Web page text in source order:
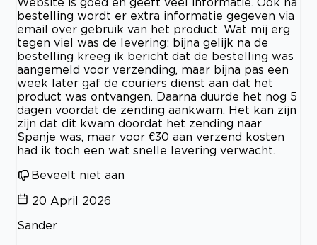
bestelling wordt er extra informatie gegeven via
email over gebruik van het product. Wat mij erg
tegen viel was de levering: bijna gelijk na de
bestelling kreeg ik bericht dat de bestelling was
aangemeld voor verzending, maar bijna pas een
week later gaf de couriers dienst aan dat het
product was ontvangen. Daarna duurde het nog 5
dagen voordat de zending aankwam. Het kan zijn
zijn dat dit kwam doordat het zending naar
Spanje was, maar voor €30 aan verzend kosten
had ik toch een wat snelle levering verwacht.
Beveelt niet aan
20 April 2026
Sander